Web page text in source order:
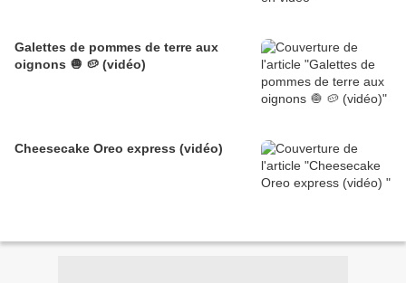
Galettes de pommes de terre aux
oignons 🧅 🥔 (vidéo)
Cheesecake Oreo express (vidéo)